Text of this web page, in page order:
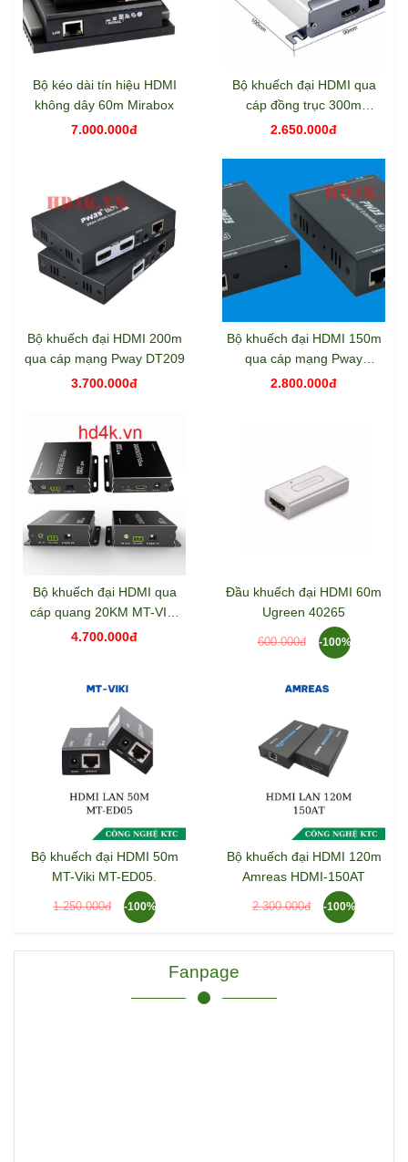
Bộ kéo dài tín hiệu HDMI
không dây 60m Mirabox
7.000.000đ
Bộ khuếch đại HDMI qua
cáp đồng trục 300m
Mirabox HSV379
2.650.000đ
Bộ khuếch đại HDMI 200m
qua cáp mạng Pway DT209
3.700.000đ
Bộ khuếch đại HDMI 150m
qua cáp mạng Pway
DT216L
2.800.000đ
Bộ khuếch đại HDMI qua
cáp quang 20KM MT-VIKI
ED020
4.700.000đ
Đầu khuếch đại HDMI 60m
Ugreen 40265
600.000đ -100%
Bộ khuếch đại HDMI 50m
MT-Viki MT-ED05.
1.250.000đ -100%
Bộ khuếch đại HDMI 120m
Amreas HDMI-150AT
2.300.000đ -100%
Fanpage